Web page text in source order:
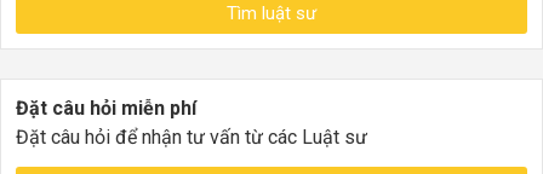
Tìm luật sư
Đặt câu hỏi miễn phí
Đặt câu hỏi để nhận tư vấn từ các Luật sư